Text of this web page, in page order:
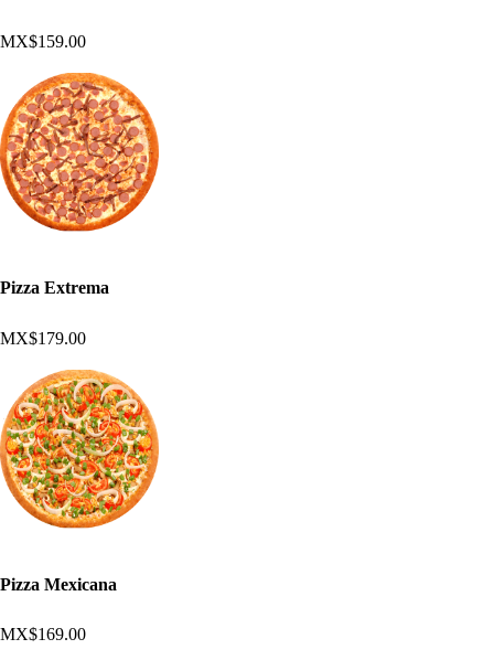
MX$159.00
Pizza Extrema
MX$179.00
Pizza Mexicana
MX$169.00